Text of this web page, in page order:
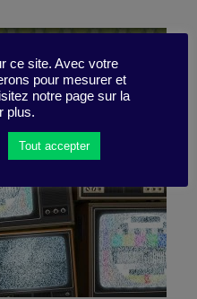
ce site. Avec votre
pour mesurer et
notre page sur la
plus.
Tout accepter